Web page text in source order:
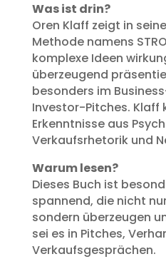
Was ist drin?
Oren Klaff zeigt in
Methode namens
komplexe Ideen
überzeugend
besonders im
Investor-Pitches. Klaff
Erkenntnisse aus
Verkaufsrhetorik und
Warum lesen?
Dieses Buch ist
spannend, die nicht
sondern überzeugen
sei es in Pitches,
Verkaufsgesprächen.